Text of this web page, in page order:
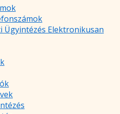
Ügyintézés Elektronikusan